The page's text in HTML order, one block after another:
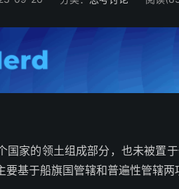
国家的领土组成部分，也未被置
基于船旗国管辖和普遍性管辖两